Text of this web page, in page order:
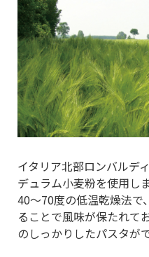
イタリア北部ロンバルデ
デュラム小麦粉を使用し
40～70度の低温乾燥法で
ることで風味が保たれて
のしっかりしたパスタが